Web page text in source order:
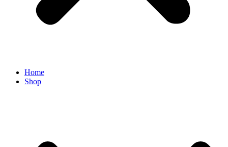
Home
Shop